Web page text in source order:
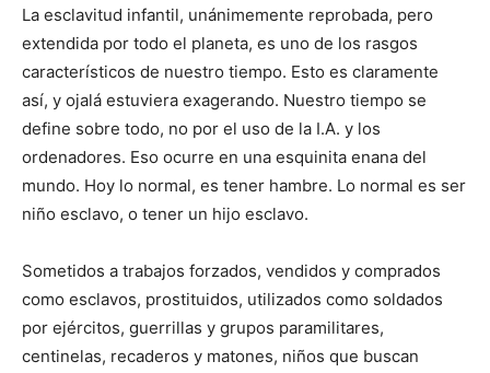
La esclavitud infantil, unánimemente reprobada, pero
extendida por todo el planeta, es uno de los rasgos
característicos de nuestro tiempo. Esto es claramente
así, y ojalá estuviera exagerando. Nuestro tiempo se
define sobre todo, no por el uso de la I.A. y los
ordenadores. Eso ocurre en una esquinita enana del
mundo. Hoy lo normal, es tener hambre. Lo normal es ser
niño esclavo, o tener un hijo esclavo.
Sometidos a trabajos forzados, vendidos y comprados
como esclavos, prostituidos, utilizados como soldados
por ejércitos, guerrillas y grupos paramilitares,
centinelas, recaderos y matones, niños que buscan